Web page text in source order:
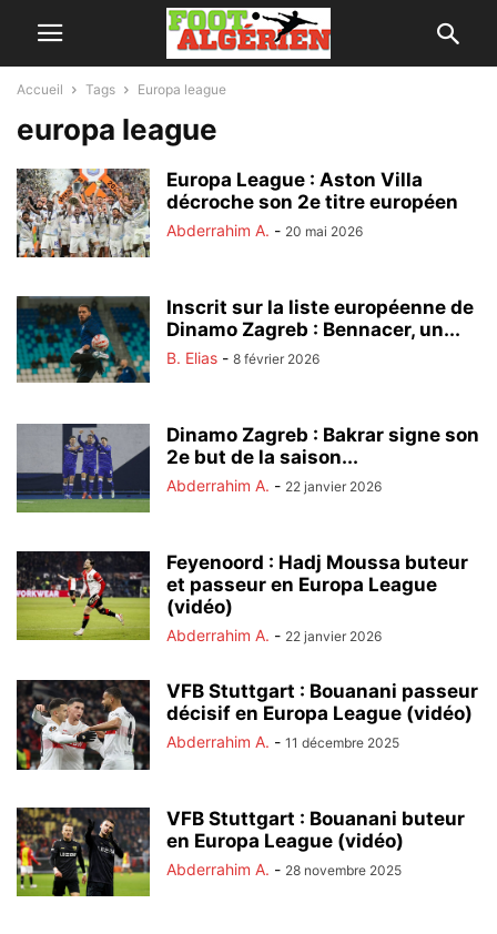
Accueil Tags Europa league
europa league
Europa League : Aston Villa
décroche son 2e titre européen
Abderrahim A. - 20 mai 2026
Inscrit sur la liste européenne de
Dinamo Zagreb : Bennacer, un...
B. Elias - 8 février 2026
Dinamo Zagreb : Bakrar signe son
2e but de la saison...
Abderrahim A. - 22 janvier 2026
Feyenoord : Hadj Moussa buteur
et passeur en Europa League
(vidéo)
Abderrahim A. - 22 janvier 2026
VFB Stuttgart : Bouanani passeur
décisif en Europa League (vidéo)
Abderrahim A. - 11 décembre 2025
VFB Stuttgart : Bouanani buteur
en Europa League (vidéo)
Abderrahim A. - 28 novembre 2025